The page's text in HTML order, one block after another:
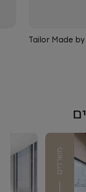
Tailor Made
משרדים